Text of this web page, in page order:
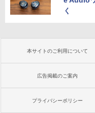
く
本サイトのご利用について
広告掲載のご案内
プライバシーポリシー